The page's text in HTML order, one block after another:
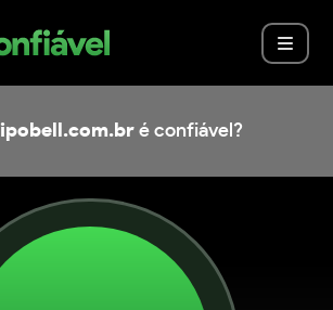
lipobell.com.bré confiável?